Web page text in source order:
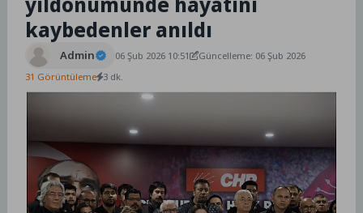
kaybedenler anıldı
Admin 06 Şub 2026 10:51
Güncelleme: 06 Şub 2026
31 Görüntüleme 3 dk.